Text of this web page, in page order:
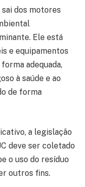
dos motores
Ele está
e equipamentos
adequada,
à saúde e ao
de forma
a legislação
deve ser coletado
o uso do resíduo
outros fins.